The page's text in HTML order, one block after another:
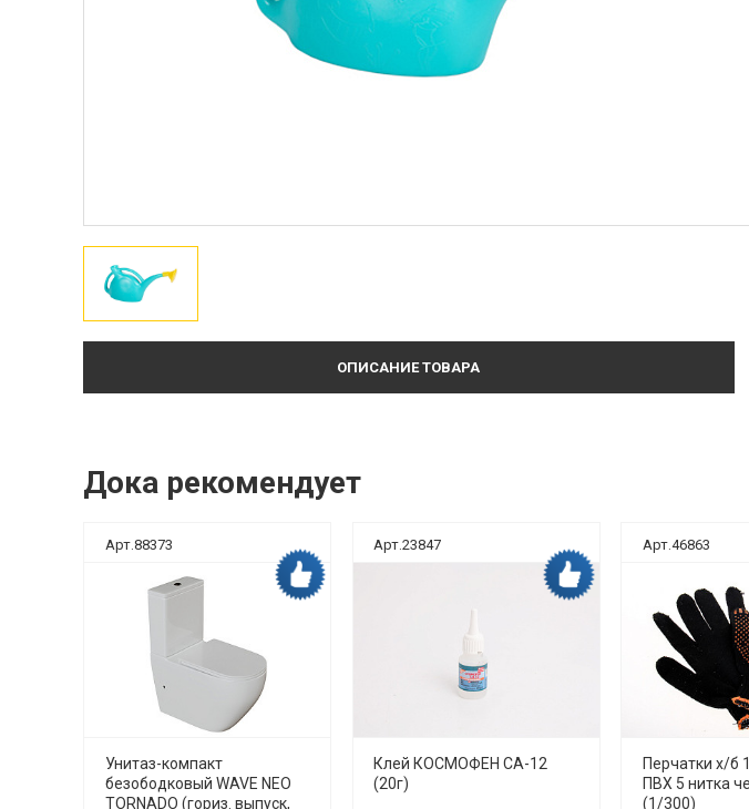
ОПИСАНИЕ ТОВАРА
Дока рекомендует
Арт.88373
Унитаз-компакт
безободковый WAVE NEO
TORNADO (гориз. выпуск,
Арт.23847
Клей КОСМОФЕН СА-12
(20г)
Арт.46863
Перчатки х/б
ПВХ 5 нитка
(1/300)
Дока рекомендует Дока рекомендует